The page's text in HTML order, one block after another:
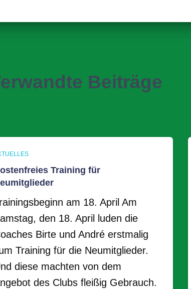
Beiträge
Training für
am 18. April Am
den 18. April luden die
Birte und André erstmalig
Training für die Neumitglieder.
diese machten von dem
des Clubs fleißig Gebrauch.